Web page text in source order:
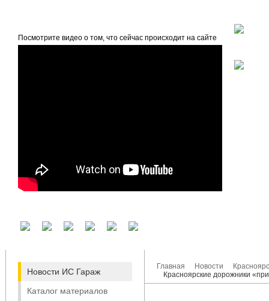
Посмотрите видео о том, что сейчас происходит на сайте
Новости ИС Гараж
Каталог материалов
Главная Новости
Красноярские дорожники